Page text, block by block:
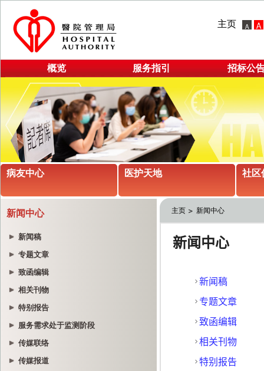
主页
概览 服务指引 招标公
病友中心 医护天地 社区
新闻中心
新闻稿
专题文章
致函编辑
相关刊物
特别报告
服务需求处于监测阶段
传媒联络
传媒报道
主页 新闻中心